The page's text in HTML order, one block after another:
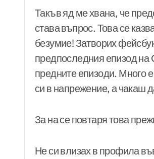
Такъв яд ме хвана, че
става въпрос. Това се
безумие! Затворих
предпоследния епизод на
предните епизоди. Много
си в напрежение, а чакаш
За на се повтаря това
Не си влизах в профила